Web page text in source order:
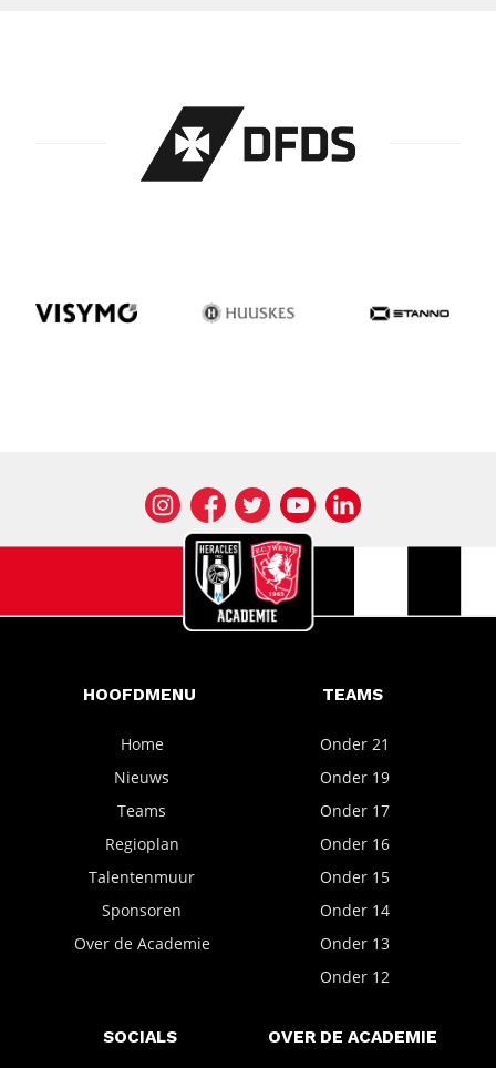
HOOFDMENU
Home
Nieuws
Teams
Regioplan
Talentenmuur
Sponsoren
Over de Academie
TEAMS
Onder 21
Onder 19
Onder 17
Onder 16
Onder 15
Onder 14
Onder 13
Onder 12
SOCIALS OVER DE ACADEMIE